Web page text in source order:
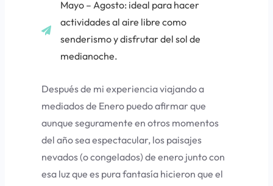
Mayo – Agosto: ideal para hacer
actividades al aire libre como
senderismo y disfrutar del sol de
medianoche.
Después de mi experiencia viajando a
mediados de Enero puedo afirmar que
aunque seguramente en otros momentos
del año sea espectacular, los paisajes
nevados (o congelados) de enero junto con
esa luz que es pura fantasía hicieron que el